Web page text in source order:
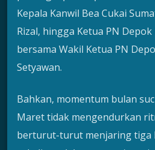
Kepala Kanwil Bea Cukai
Rizal, hingga Ketua PN
bersama Wakil Ketua PN
Setyawan.
Bahkan, momentum bulan
Maret tidak mengendurkan
berturut-turut menjaring tiga